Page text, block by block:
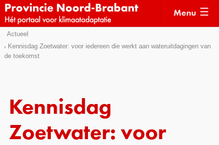
Sla
links
over
het
menu
Direct
naar
Menu
Actueel
Kennisdag Zoetwater: voor iedereen die werkt aan wateruitdagingen van
de toekomst
Kennisdag
Zoetwater: voor
Hulpmiddelen
Voorbeelden